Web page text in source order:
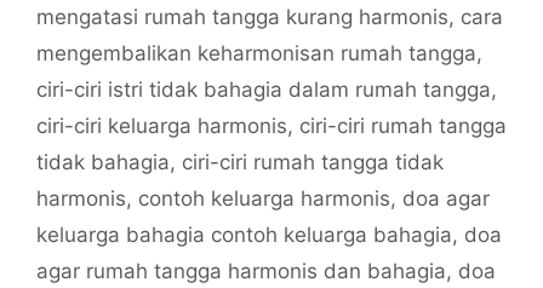
mengatasi rumah tangga kurang harmonis, cara
mengembalikan keharmonisan rumah tangga,
ciri-ciri istri tidak bahagia dalam rumah tangga,
ciri-ciri keluarga harmonis, ciri-ciri rumah tangga
tidak bahagia, ciri-ciri rumah tangga tidak
harmonis, contoh keluarga harmonis, doa agar
keluarga bahagia contoh keluarga bahagia, doa
agar rumah tangga harmonis dan bahagia, doa